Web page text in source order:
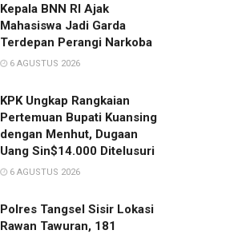
Kepala BNN RI Ajak
Mahasiswa Jadi Garda
Terdepan Perangi Narkoba
6 AGUSTUS 2026
KPK Ungkap Rangkaian
Pertemuan Bupati Kuansing
dengan Menhut, Dugaan
Uang Sin$14.000 Ditelusuri
6 AGUSTUS 2026
Polres Tangsel Sisir Lokasi
Rawan Tawuran, 181